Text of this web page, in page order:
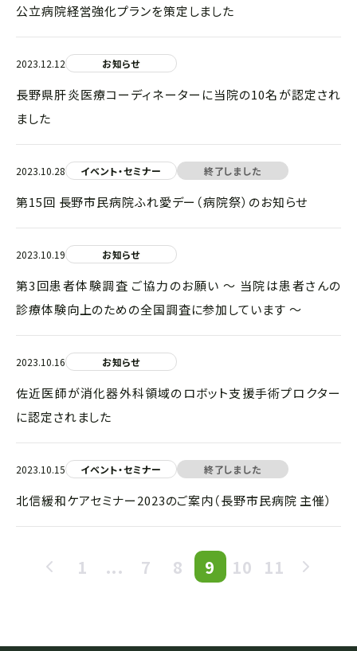
公立病院経営強化プランを策定しました
2023.12.12 お知らせ
長野県肝炎医療コーディネーターに当院の10名が認定され
ました
2023.10.28 イベント・セミナー 終了しました
第15回 長野市民病院ふれ愛デー（病院祭）のお知らせ
2023.10.19 お知らせ
第3回患者体験調査 ご協力のお願い ～ 当院は患者さんの
診療体験向上のための全国調査に参加しています ～
2023.10.16 お知らせ
佐近医師が消化器外科領域のロボット支援手術プロクター
に認定されました
2023.10.15 イベント・セミナー 終了しました
北信緩和ケアセミナー2023のご案内（長野市民病院 主催）
1 ... 7 8 9 10 11